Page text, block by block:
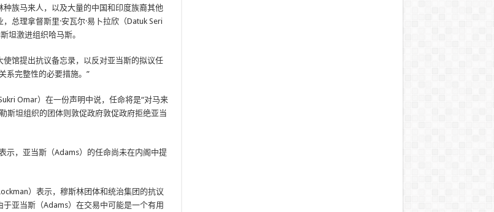
族马来人，以及大量的中国和印度族裔其他
总理拿督斯里·安瓦尔·易卜拉欣（Datuk Seri
坦激进组织哈马斯。
馆提出抗议备忘录，以反对亚当斯的拟议任
系完整性的必要措施。”
Omar）在一份声明中说，任命将是“对马来
斯坦组织的团体则敦促政府敦促政府拒绝亚当
示，亚当斯（Adams）的任命尚未在内阁中提
）表示，穆斯林团体和统治集团的抗议
亚当斯（Adams）在交易中可能是一个有用